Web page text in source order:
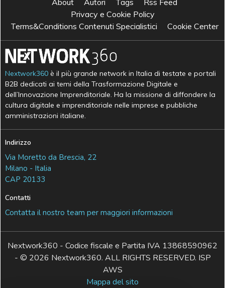
Privacy e Cookie Policy
Terms&Conditions Contenuti Specialistici
Cookie Center
Nextwork360 è il più grande network in Italia di testate e portali
B2B dedicati ai temi della Trasformazione Digitale e
dell’Innovazione Imprenditoriale. Ha la missione di diffondere la
cultura digitale e imprenditoriale nelle imprese e pubbliche
amministrazioni italiane.
Indirizzo
Via Moretto da Brescia, 22
Milano - Italia
CAP 20133
Contatti
Contatta il nostro team per maggiori informazioni
Nextwork360 - Codice fiscale e Partita IVA 13868590962
- © 2026 Nextwork360. ALL RIGHTS RESERVED. ISP
AWS
Mappa del sito